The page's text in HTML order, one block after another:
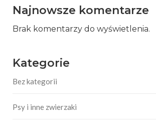
Najnowsze komentarze
Brak komentarzy do wyświetlenia.
Kategorie
Bez kategorii
Psy i inne zwierzaki